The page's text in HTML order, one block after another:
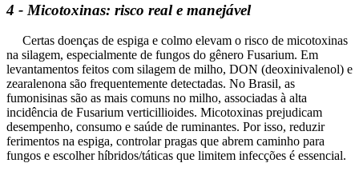
4 - Micotoxinas: risco real e manejável
Certas doenças de espiga e colmo elevam o risco de micotoxinas
na silagem, especialmente de fungos do gênero Fusarium. Em
levantamentos feitos com silagem de milho, DON (deoxinivalenol) e
zearalenona são frequentemente detectadas. No Brasil, as
fumonisinas são as mais comuns no milho, associadas à alta
incidência de Fusarium verticillioides. Micotoxinas prejudicam
desempenho, consumo e saúde de ruminantes. Por isso, reduzir
ferimentos na espiga, controlar pragas que abrem caminho para
fungos e escolher híbridos/táticas que limitem infecções é essencial.